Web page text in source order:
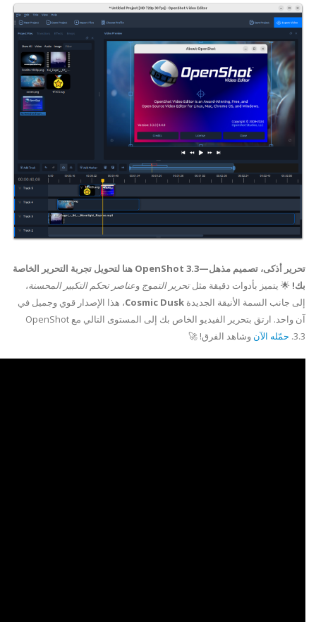
تحرير أذكى، تصميم مذهل—OpenShot 3.3 هنا لتحويل تجربة التحرير الخاصة
بك! 🌟 يتميز بأدوات دقيقة مثلتحرير التموج وعناصر تحكم التكبير المحسنة،
إلى جانب السمة الأنيقة الجديدة Cosmic Dusk، هذا الإصدار قوي وجميل في
آن واحد. ارتق بتحرير الفيديو الخاص بك إلى المستوى التالي مع OpenShot
3.3. حمّله الآن وشاهد الفرق! 🚀